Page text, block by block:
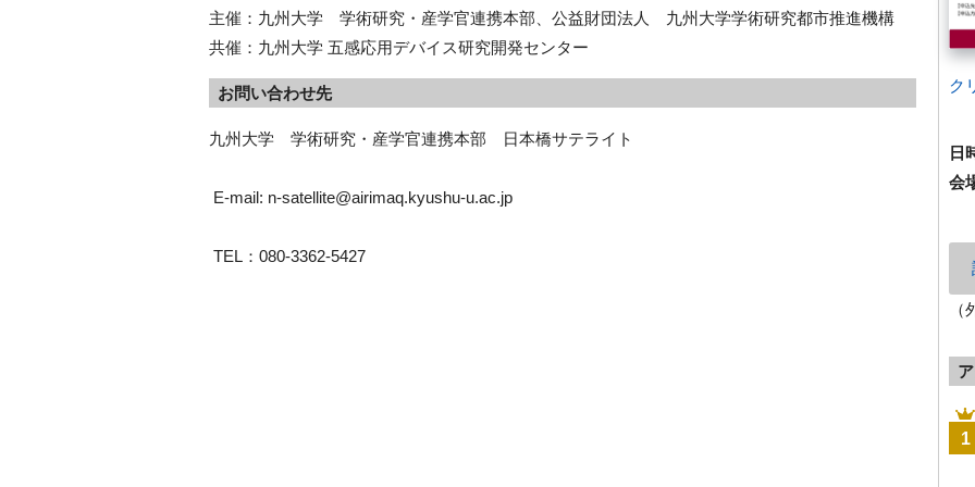
主催：九州大学 学術研究・産学官連携本部、公益財団法人 九州大学学術研究都市推進機構
共催：九州大学 五感応用デバイス研究開発センター
お問い合わせ先
九州大学　学術研究・産学官連携本部　日本橋サテライト
E-mail: n-satellite@airimaq.kyushu-u.ac.jp
TEL：080-3362-5427
ク
日
会
1